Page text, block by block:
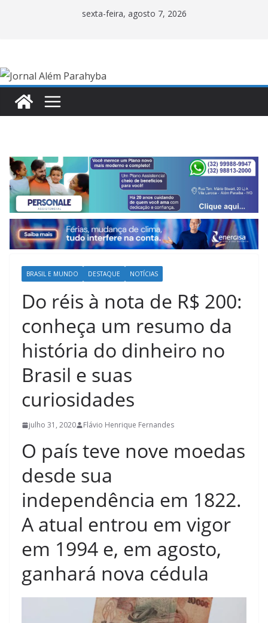
sexta-feira, agosto 7, 2026
BRASIL E MUNDO DESTAQUE NOTÍCIAS
Do réis à nota de R$ 200:
conheça um resumo da
história do dinheiro no
Brasil e suas
curiosidades
julho 31, 2020 Flávio Henrique Fernandes
O país teve nove moedas
desde sua
independência em 1822.
A atual entrou em vigor
em 1994 e, em agosto,
ganhará nova cédula